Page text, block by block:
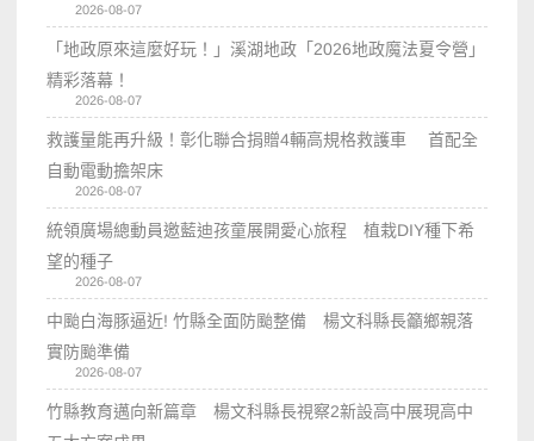
2026-08-07
「地政原來這麼好玩！」溪湖地政「2026地政魔法夏令營」
精彩落幕！
2026-08-07
救護量能再升級！彰化聯合捐贈4輛高規格救護車 首配全
自動電動擔架床
2026-08-07
統領廣場總動員邀藍迪孩童展開愛心旅程 植栽DIY種下希
望的種子
2026-08-07
中颱白海豚逼近! 竹縣全面防颱整備 楊文科縣長籲鄉親落
實防颱準備
2026-08-07
竹縣教育邁向新篇章 楊文科縣長視察2新設高中展現高中